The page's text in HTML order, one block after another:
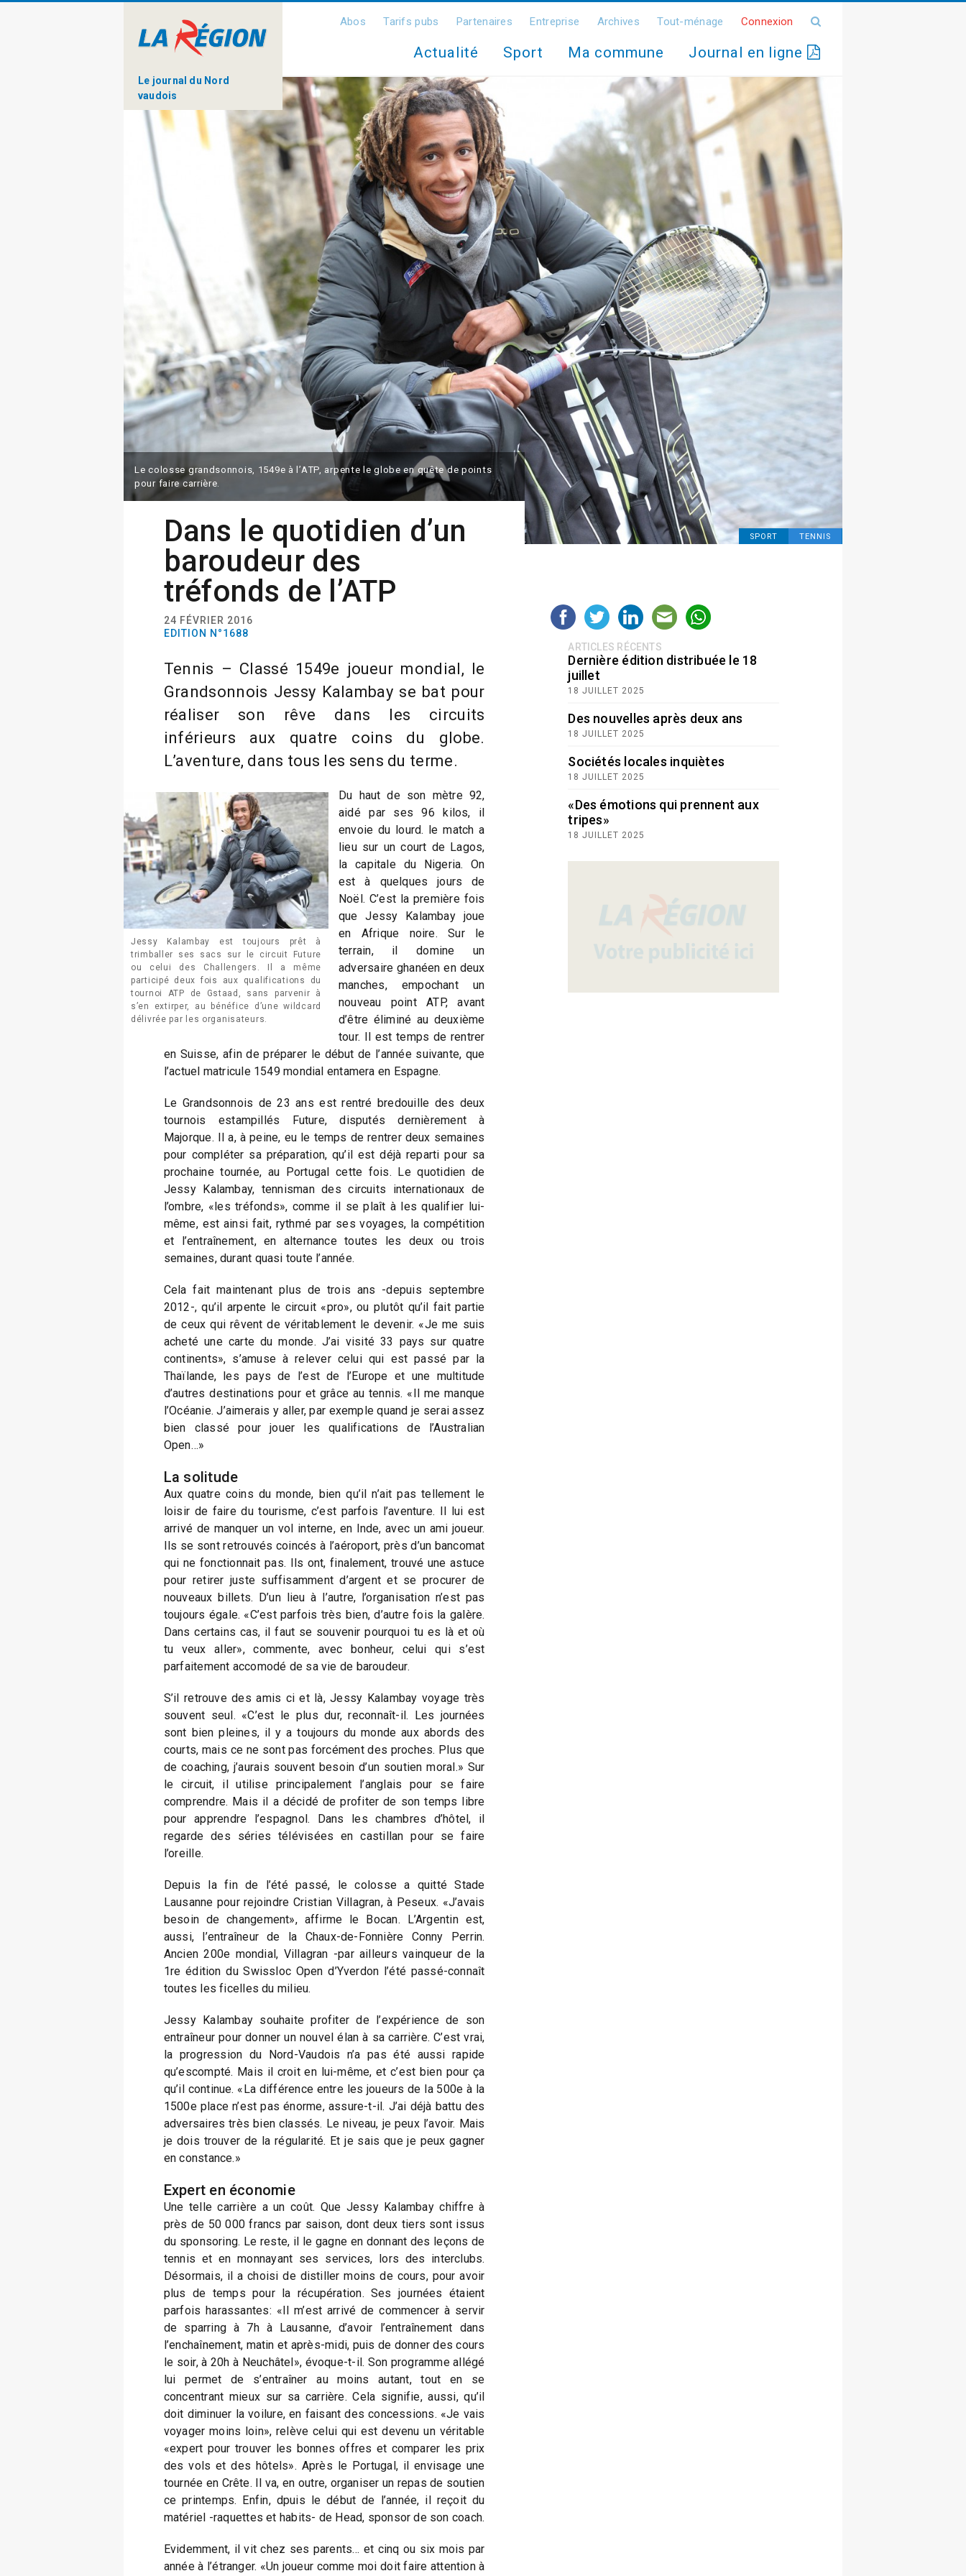
Le journal du Nord
vaudois
Abos Tarifs pubs Partenaires Entreprise Archives Tout-ménage Connexion
Actualité Sport Ma commune Journal en ligne
SPORT TENNIS
Le colosse grandsonnois, 1549e à l’ATP, arpente le globe en quête de points
pour faire carrière.
Dans le quotidien d’un
baroudeur des
tréfonds de l’ATP
24 FÉVRIER 2016
EDITION N°1688
Tennis – Classé 1549e joueur mondial, le
Grandsonnois Jessy Kalambay se bat pour
réaliser son rêve dans les circuits
inférieurs aux quatre coins du globe.
L’aventure, dans tous les sens du terme.
Jessy Kalambay est toujours prêt à
trimballer ses sacs sur le circuit Future
ou celui des Challengers. Il a même
participé deux fois aux qualifications du
tournoi ATP de Gstaad, sans parvenir à
s’en extirper, au bénéfice d’une wildcard
délivrée par les organisateurs.
Du haut de son mètre 92,
aidé par ses 96 kilos, il
envoie du lourd. le match a
lieu sur un court de Lagos,
la capitale du Nigeria. On
est à quelques jours de
Noël. C’est la première fois
que Jessy Kalambay joue
en Afrique noire. Sur le
terrain, il domine un
adversaire ghanéen en deux
manches, empochant un
nouveau point ATP, avant
d’être éliminé au deuxième
tour. Il est temps de rentrer
en Suisse, afin de préparer le début de l’année suivante, que
l’actuel matricule 1549 mondial entamera en Espagne.
Le Grandsonnois de 23 ans est rentré bredouille des deux
tournois estampillés Future, disputés dernièrement à
Majorque. Il a, à peine, eu le temps de rentrer deux semaines
pour compléter sa préparation, qu’il est déjà reparti pour sa
prochaine tournée, au Portugal cette fois. Le quotidien de
Jessy Kalambay, tennisman des circuits internationaux de
l’ombre, «les tréfonds», comme il se plaît à les qualifier lui-
même, est ainsi fait, rythmé par ses voyages, la compétition
et l’entraînement, en alternance toutes les deux ou trois
semaines, durant quasi toute l’année.
Cela fait maintenant plus de trois ans -depuis septembre
2012-, qu’il arpente le circuit «pro», ou plutôt qu’il fait partie
de ceux qui rêvent de véritablement le devenir. «Je me suis
acheté une carte du monde. J’ai visité 33 pays sur quatre
continents», s’amuse à relever celui qui est passé par la
Thaïlande, les pays de l’est de l’Europe et une multitude
d’autres destinations pour et grâce au tennis. «Il me manque
l’Océanie. J’aimerais y aller, par exemple quand je serai assez
bien classé pour jouer les qualifications de l’Australian
Open…»
La solitude
Aux quatre coins du monde, bien qu’il n’ait pas tellement le
loisir de faire du tourisme, c’est parfois l’aventure. Il lui est
arrivé de manquer un vol interne, en Inde, avec un ami joueur.
Ils se sont retrouvés coincés à l’aéroport, près d’un bancomat
qui ne fonctionnait pas. Ils ont, finalement, trouvé une astuce
pour retirer juste suffisamment d’argent et se procurer de
nouveaux billets. D’un lieu à l’autre, l’organisation n’est pas
toujours égale. «C’est parfois très bien, d’autre fois la galère.
Dans certains cas, il faut se souvenir pourquoi tu es là et où
tu veux aller», commente, avec bonheur, celui qui s’est
parfaitement accomodé de sa vie de baroudeur.
S’il retrouve des amis ci et là, Jessy Kalambay voyage très
souvent seul. «C’est le plus dur, reconnaît-il. Les journées
sont bien pleines, il y a toujours du monde aux abords des
courts, mais ce ne sont pas forcément des proches. Plus que
de coaching, j’aurais souvent besoin d’un soutien moral.» Sur
le circuit, il utilise principalement l’anglais pour se faire
comprendre. Mais il a décidé de profiter de son temps libre
pour apprendre l’espagnol. Dans les chambres d’hôtel, il
regarde des séries télévisées en castillan pour se faire
l’oreille.
Depuis la fin de l’été passé, le colosse a quitté Stade
Lausanne pour rejoindre Cristian Villagran, à Peseux. «J’avais
besoin de changement», affirme le Bocan. L’Argentin est,
aussi, l’entraîneur de la Chaux-de-Fonnière Conny Perrin.
Ancien 200e mondial, Villagran -par ailleurs vainqueur de la
1re édition du Swissloc Open d’Yverdon l’été passé-connaît
toutes les ficelles du milieu.
Jessy Kalambay souhaite profiter de l’expérience de son
entraîneur pour donner un nouvel élan à sa carrière. C’est vrai,
la progression du Nord-Vaudois n’a pas été aussi rapide
qu’escompté. Mais il croit en lui-même, et c’est bien pour ça
qu’il continue. «La différence entre les joueurs de la 500e à la
1500e place n’est pas énorme, assure-t-il. J’ai déjà battu des
adversaires très bien classés. Le niveau, je peux l’avoir. Mais
je dois trouver de la régularité. Et je sais que je peux gagner
en constance.»
Expert en économie
Une telle carrière a un coût. Que Jessy Kalambay chiffre à
près de 50 000 francs par saison, dont deux tiers sont issus
du sponsoring. Le reste, il le gagne en donnant des leçons de
tennis et en monnayant ses services, lors des interclubs.
Désormais, il a choisi de distiller moins de cours, pour avoir
plus de temps pour la récupération. Ses journées étaient
parfois harassantes: «Il m’est arrivé de commencer à servir
de sparring à 7h à Lausanne, d’avoir l’entraînement dans
l’enchaînement, matin et après-midi, puis de donner des cours
le soir, à 20h à Neuchâtel», évoque-t-il. Son programme allégé
lui permet de s’entraîner au moins autant, tout en se
concentrant mieux sur sa carrière. Cela signifie, aussi, qu’il
doit diminuer la voilure, en faisant des concessions. «Je vais
voyager moins loin», relève celui qui est devenu un véritable
«expert pour trouver les bonnes offres et comparer les prix
des vols et des hôtels». Après le Portugal, il envisage une
tournée en Crête. Il va, en outre, organiser un repas de soutien
ce printemps. Enfin, dpuis le début de l’année, il reçoit du
matériel -raquettes et habits- de Head, sponsor de son coach.
Evidemment, il vit chez ses parents… et cinq ou six mois par
année à l’étranger. «Un joueur comme moi doit faire attention à
ARTICLES RÉCENTS
Dernière édition distribuée le 18
juillet
18 JUILLET 2025
Des nouvelles après deux ans
18 JUILLET 2025
Sociétés locales inquiètes
18 JUILLET 2025
«Des émotions qui prennent aux
tripes»
18 JUILLET 2025